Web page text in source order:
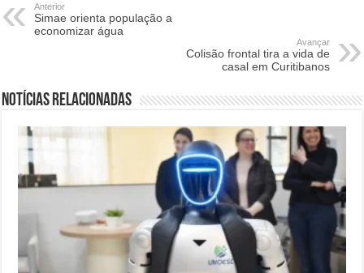
Anterior
Simae orienta população a
economizar água
Avançar
Colisão frontal tira a vida de
casal em Curitibanos
Notícias relacionadas